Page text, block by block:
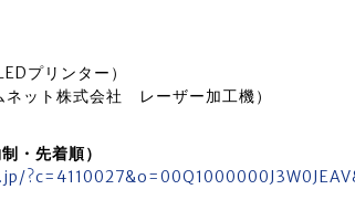
プリンター）
ット株式会社 レーザー加工機）
・先着順）